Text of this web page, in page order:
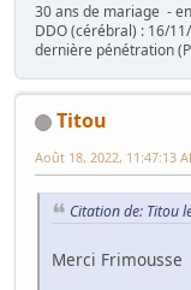
30 ans de mariage -
DDO (cérébral) : 16/
dernière pénétration
Titou
Août 18, 2022, 11:47:13
Citation de: Titou
Merci Frimousse